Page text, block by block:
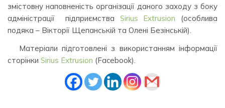
змістовну наповненість організації даного заходу з боку
адміністрації підприємства Sirius Extrusion (особлива
подяка – Вікторії Щепанській та Олені Безінській).
Матеріали підготовлені з використанням інформації
сторінки Sirius Extrusion (Facebook).